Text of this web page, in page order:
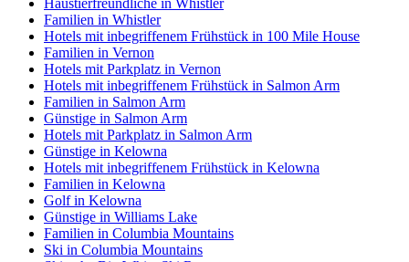
Familien in Whistler
Hotels mit inbegriffenem Frühstück in 100 Mile House
Familien in Vernon
Hotels mit Parkplatz in Vernon
Hotels mit inbegriffenem Frühstück in Salmon Arm
Familien in Salmon Arm
Günstige in Salmon Arm
Hotels mit Parkplatz in Salmon Arm
Günstige in Kelowna
Hotels mit inbegriffenem Frühstück in Kelowna
Familien in Kelowna
Golf in Kelowna
Günstige in Williams Lake
Familien in Columbia Mountains
Ski in Columbia Mountains